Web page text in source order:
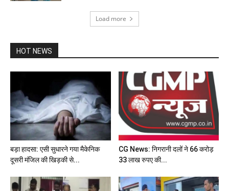
Load more
HOT NEWS
बड़ा हादसा: एसी सुधारने गया मैकेनिक
दूसरी मंजिल की खिड़की से...
CG News: निगरानी दलों ने 66 करोड़
33 लाख रुपए की...